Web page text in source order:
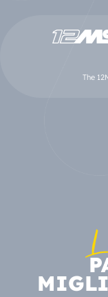
The